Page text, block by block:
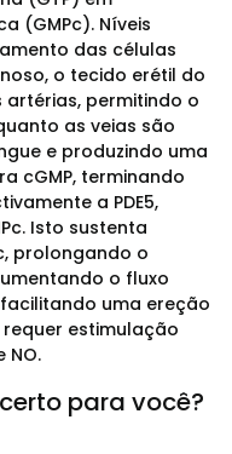
(GMPc). Níveis
das células
o tecido erétil do
artérias, permitindo o
as veias são
e produzindo uma
cGMP, terminando
a PDE5,
Isto sustenta
prolongando o
o fluxo
uma ereção
estimulação
NO.
para você?